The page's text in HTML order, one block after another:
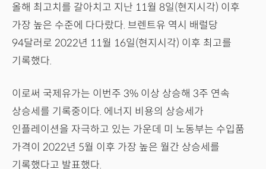
올해 최고치를 갈아치고 지난 11월 8일(현지시각) 이후
가장 높은 수준에 다다랐다. 브렌트유 역시 배럴당
94달러로 2022년 11월 16일(현지시각) 이후 최고를
기록했다.
이로써 국제유가는 이번주 3% 이상 상승해 3주 연속
상승세를 기록중이다. 에너지 비용의 상승세가
인플레이션을 자극하고 있는 가운데 미 노동부는 수입품
가격이 2022년 5월 이후 가장 높은 월간 상승세를
기록했다고 발표했다.